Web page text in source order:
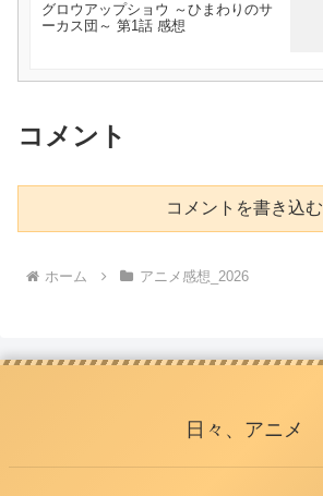
グロウアップショウ ～ひまわりのサ
ーカス団～ 第1話 感想
コメント
コメントを書き込む
ホーム アニメ感想_2026
日々、アニメ